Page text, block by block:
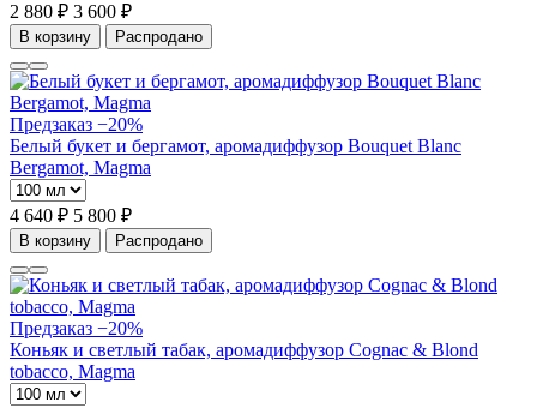
2 880 ₽ 3 600 ₽
В корзину Распродано
Предзаказ −20%
Белый букет и бергамот, аромадиффузор Bouquet Blanc
Bergamot, Magma
4 640 ₽ 5 800 ₽
В корзину Распродано
Предзаказ −20%
Коньяк и светлый табак, аромадиффузор Cognac & Blond
tobacco, Magma